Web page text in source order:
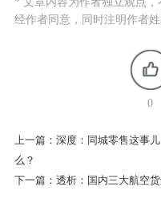
经作者同意，同时注明作者姓
0
上一篇： 深度：同城零售这事
么？
下一篇： 透析：国内三大航空